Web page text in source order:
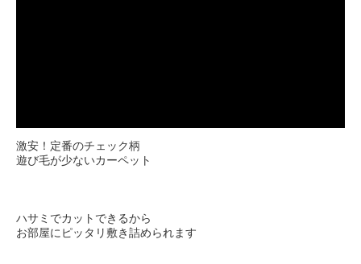
激安！定番のチェック柄
遊び毛が少ないカーペット
ハサミでカットできるから
お部屋にピッタリ敷き詰められます